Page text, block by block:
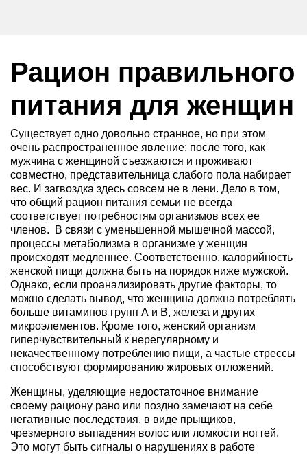
Рацион правильного
питания для женщин
Существует одно довольно странное, но при этом
очень распространенное явление: после того, как
мужчина с женщиной съезжаются и проживают
совместно, представительница слабого пола набирает
вес. И загвоздка здесь совсем не в лени. Дело в том,
что общий рацион питания семьи не всегда
соответствует потребностям организмов всех ее
членов. В связи с уменьшенной мышечной массой,
процессы метаболизма в организме у женщин
происходят медленнее. Соответственно, калорийность
женской пищи должна быть на порядок ниже мужской.
Однако, если проанализировать другие факторы, то
можно сделать вывод, что женщина должна потреблять
больше витаминов групп А и В, железа и других
микроэлементов. Кроме того, женский организм
гиперчувствительный к нерегулярному и
некачественному потреблению пищи, а частые стрессы
способствуют формированию жировых отложений.
Женщины, уделяющие недостаточное внимание
своему рациону рано или поздно замечают на себе
негативные последствия, в виде прыщиков,
чрезмерного выпадения волос или ломкости ногтей.
Это могут быть сигналы о нарушениях в работе